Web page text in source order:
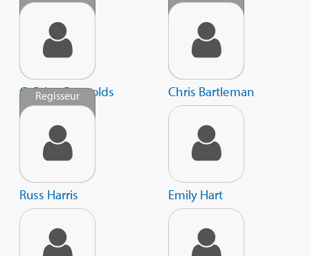
G. Brian Reynolds Chris Bartleman
Regisseur
Russ Harris Emily Hart